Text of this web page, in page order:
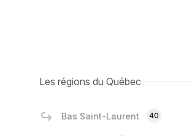
Les régions du Québec
Bas Saint-Laurent 40